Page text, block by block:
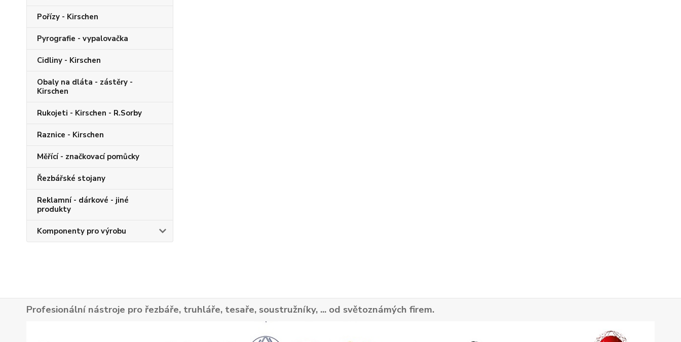
Pořízy - Kirschen
Pyrografie - vypalovačka
Cidliny - Kirschen
Obaly na dláta - zástěry -
Kirschen
Rukojeti - Kirschen - R.Sorby
Raznice - Kirschen
Měřící - značkovací pomůcky
Řezbářské stojany
Reklamní - dárkové - jiné
produkty
Komponenty pro výrobu
Profesionální nástroje pro řezbáře, truhláře, tesaře, soustružníky, ... od světoznámých firem.